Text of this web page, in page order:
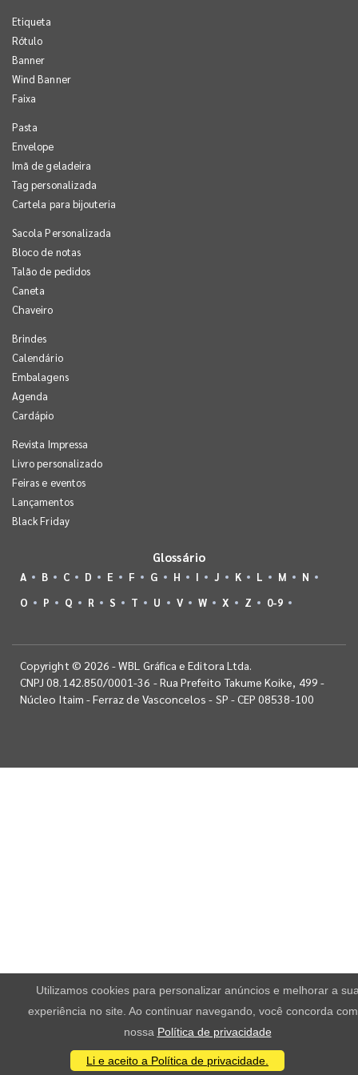
Etiqueta
Rótulo
Banner
Wind Banner
Faixa
Pasta
Envelope
Imã de geladeira
Tag personalizada
Cartela para bijouteria
Sacola Personalizada
Bloco de notas
Talão de pedidos
Caneta
Chaveiro
Brindes
Calendário
Embalagens
Agenda
Cardápio
Revista Impressa
Livro personalizado
Feiras e eventos
Lançamentos
Black Friday
Glossário
A B C D E F G H I J K L M
N
O
P Q R S T U V W X Z 0-9
Copyright © 2026 - WBL Gráfica e Editora Ltda.
CNPJ 08.142.850/0001-36 - Rua Prefeito Takume Koike, 499 -
Núcleo Itaim - Ferraz de Vasconcelos - SP - CEP 08538-100
Utilizamos cookies para personalizar anúncios e melhorar a
experiência no site. Ao continuar navegando, você concorda
nossa Política de privacidade
Li e aceito a Política de privacidade.